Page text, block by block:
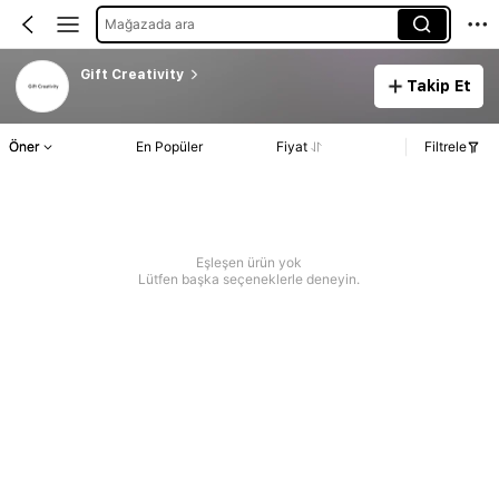
Mağazada ara
Gift Creativity
Takip Et
Öner En Popüler Fiyat Filtrele
Eşleşen ürün yok
Lütfen başka seçeneklerle deneyin.